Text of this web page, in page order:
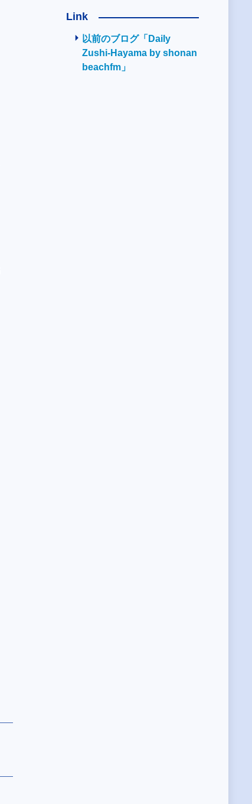
Link
以前のブログ「Daily
Zushi-Hayama by shonan
beachfm」